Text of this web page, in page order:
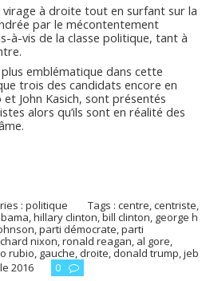
à droite tout en surfant sur la
par le mécontentement
à-vis de la classe politique, tant à
emblématique dans cette
trois des candidats encore en
John Kasich, sont présentés
alors qu’ils sont en réalité des
:politique Tags :centre ,centriste
hillary clinton bill clinton george h
parti démocrate parti
nixon ronald reagan al gore
rubio gauche droite donald trump jeb
2016 0